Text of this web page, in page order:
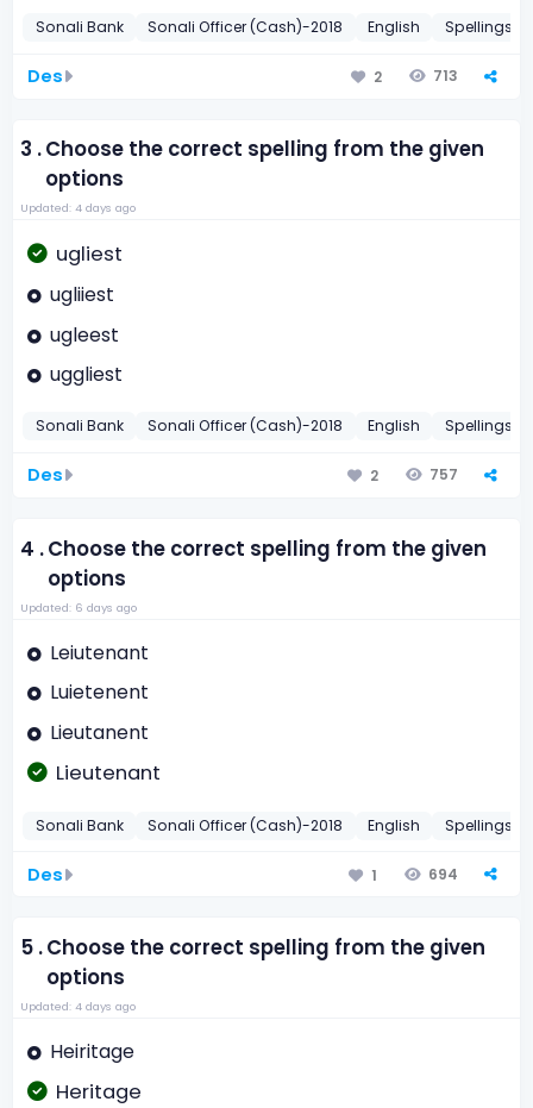
Sonali Bank Sonali Officer (Cash)-2018 English Spellings
Des 2 713
3 .Choose the correct spelling from the given
options
Updated: 4 days ago
ugliest
ugliiest
ugleest
uggliest
Sonali Bank Sonali Officer (Cash)-2018 English Spellings
Des 2 757
4 .Choose the correct spelling from the given
options
Updated: 6 days ago
Leiutenant
Luietenent
Lieutanent
Lieutenant
Sonali Bank Sonali Officer (Cash)-2018 English Spellings
Des 1 694
5 .Choose the correct spelling from the given
options
Updated: 4 days ago
Heiritage
Heritage